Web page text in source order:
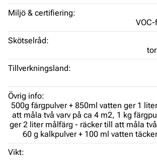
Miljö & certifiering:
VOC-
Skötselråd:
Tillverkningsland:
Övrig info:
500g färgpulver + 850ml vatten ger 1
att måla två varv på ca 4 m2, 1 kg
ger 2 liter målfärg - räcker till att måla
60 g kalkpulver + 100 ml vatten
Vikt: